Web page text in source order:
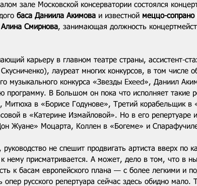
зале Московской консерватории состоялся
баса Даниила Акимова и известной меццо-сопрано
Алина Смирнова, занимающая должность
карьеру в главном театре страны, ассистент-
лауреат многих конкурсов, в том числе
музыкального конкурса «Звезды Exeed», Даниил
программу. В Большом он пока что исполняет такие
Митюха в «Борисе Годунове», Третий корабельщик в
в «Катерине Измайловой». Но в его репертуаре
Жуане» Моцарта, Коллен в «Богеме» и
не спешит продвигать артиста вверх по
к нему присматривается. А может, дело в том, что в
к басам европейского плана — с более легкими и
опер русского репертуара сейчас здесь обидно